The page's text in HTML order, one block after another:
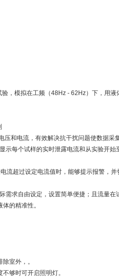
，模拟在工频（48Hz - 62Hz）下，用
和电流，有效解决抗干扰问题使数据采
每个试样的实时泄露电流和从实验开
超过设定电流值时，能够提示报警，
求自由设定，设置简单便捷；且流量在
的精准性。
室外，。
够时可开启照明灯。